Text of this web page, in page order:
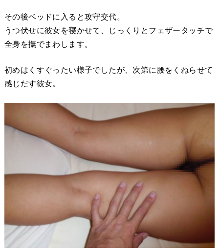
その後ベッドに入ると攻守交代。
うつ伏せに彼女を寝かせて、じっくりとフェザータッチで
全身を撫でまわします。
初めはくすぐったい様子でしたが、次第に腰をくねらせて
感じだす彼女。